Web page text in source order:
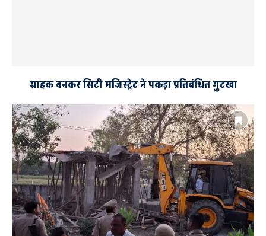
ग्राहक बनकर सिटी मजिस्ट्रेट ने पकड़ा प्रतिबंधित गुटखा